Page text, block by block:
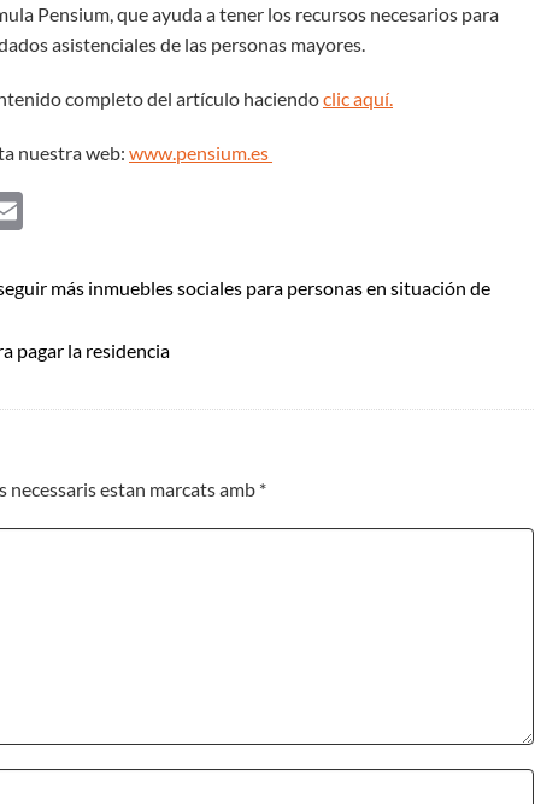
Pensium, que ayuda a tener los recursos necesarios para
asistenciales de las personas mayores.
completo del artículo haciendoclic aquí.
nuestra web:www.pensium.es
más inmuebles sociales para personas en situación de
pagar la residencia
necessaris estan marcats amb *